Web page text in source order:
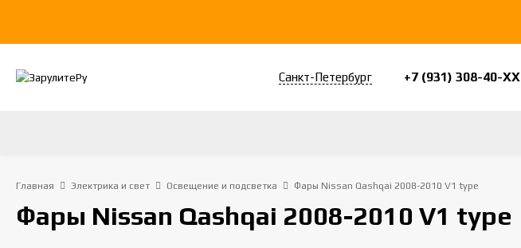
Санкт-Петербург +7 (931) 308-40-ХХ
Главная Электрика и свет Освещение и подсветка Фары Nissan Qashqai 2008-2010 V1 type
Фары Nissan Qashqai 2008-2010 V1 type